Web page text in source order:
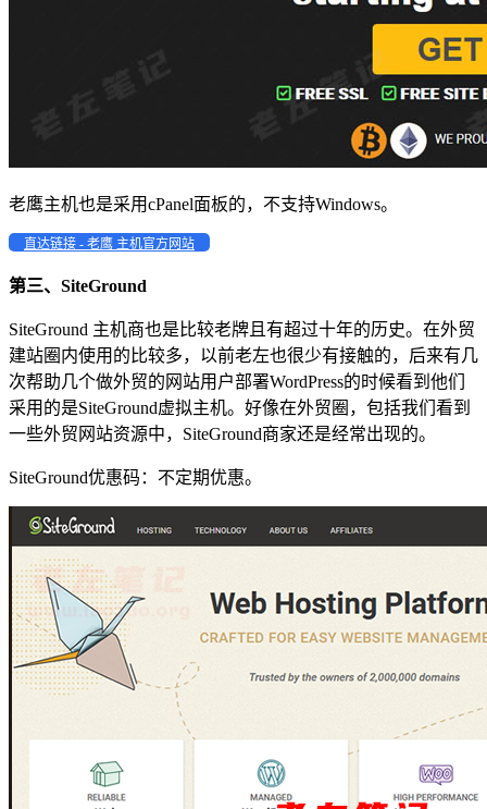
老鹰主机也是采用cPanel面板的，不支持Windows。
直达链接 - 老鹰 主机官方网站
第三、SiteGround
SiteGround 主机商也是比较老牌且有超过十年的历史。在外贸
建站圈内使用的比较多，以前老左也很少有接触的，后来有几
次帮助几个做外贸的网站用户部署WordPress的时候看到他们
采用的是SiteGround虚拟主机。好像在外贸圈，包括我们看到
一些外贸网站资源中，SiteGround商家还是经常出现的。
SiteGround优惠码：不定期优惠。